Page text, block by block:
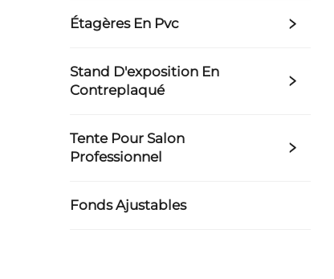
Étagères En Pvc
Stand D'exposition En
Contreplaqué
Tente Pour Salon
Professionnel
Fonds Ajustables